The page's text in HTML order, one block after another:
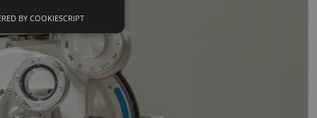
Neklasifikuoti
slapukai
BY COOKIESCRIPT